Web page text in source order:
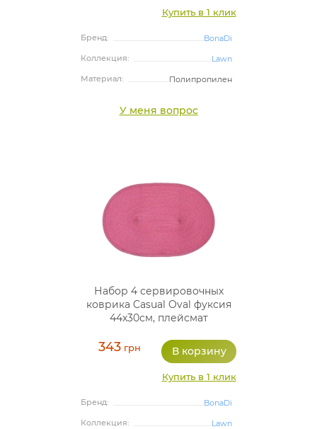
Купить в 1 клик
Бренд:
BonaDi
Коллекция:
Lawn
Материал:
Полипропилен
У меня вопрос
Набор 4 сервировочных
коврика Casual Oval фуксия
44х30см, плейсмат
343 грн
Купить в 1 клик
Бренд:
BonaDi
Коллекция:
Lawn